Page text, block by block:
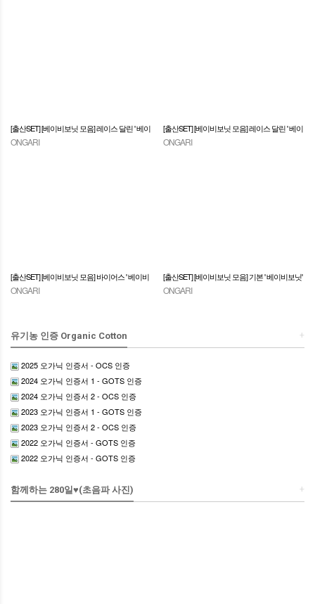
[출산SET] [베이비보닛 모음] 레이스 달린 ' 베이
비보닛' 만들기 모음[최신 모델]~
ONGARI
[출산SET] [베이비보닛 모음] 레이스 달린 ' 베이
비보닛' 만들기 모음[구 모델]~
ONGARI
[출산SET] [베이비보닛 모음] 바이어스 ' 베이비
보닛' 만들기~
ONGARI
[출산SET] [베이비보닛 모음] 기본 ' 베이비보닛'
만들기~
ONGARI
+
유기농 인증 Organic Cotton
2025 오가닉 인증서 - OCS 인증
2024 오가닉 인증서 1 - GOTS 인증
2024 오가닉 인증서 2 - OCS 인증
2023 오가닉 인증서 1 - GOTS 인증
2023 오가닉 인증서 2 - OCS 인증
2022 오가닉 인증서 - GOTS 인증
2022 오가닉 인증서 - GOTS 인증
+
함께하는 280일♥(초음파 사진)